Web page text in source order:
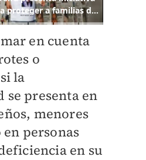
en cuenta
o
la
se presenta en
menores
en personas
en su